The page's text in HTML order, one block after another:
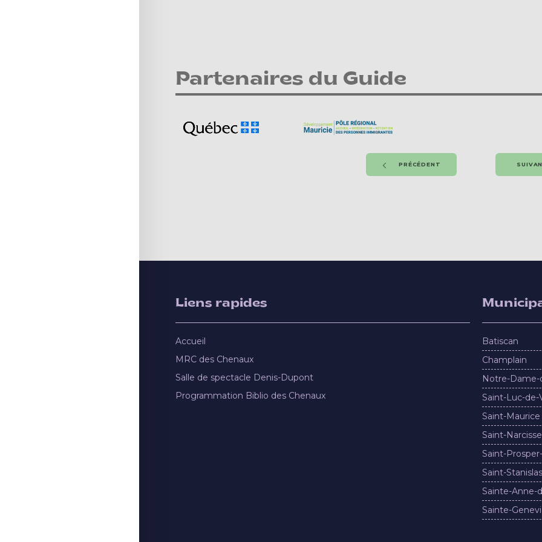
Partenaires du Guide
PRÉCÉDENT
Liens rapides
Accueil
MRC des Chenaux
Salle de spectacle Denis-Dupont
Programmation Biblio des Chenaux
Batiscan
Champlain
Notre-
Saint-Luc-de-
Saint-Maurice
Saint-Narcisse
Saint-
Saint-Stanislas
Sainte-Anne-
Sainte-